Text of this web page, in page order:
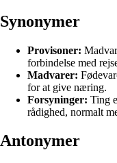
Synonymer
Provisoner:
forbindelse med
Madvarer:
for at give næring.
Forsyninger: Ting
rådighed, normalt
Antonymer